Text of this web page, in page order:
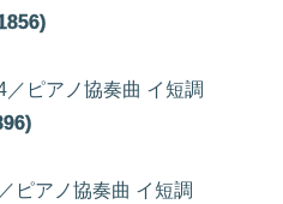
ピアノ協奏曲 イ短調
ピアノ協奏曲 イ短調